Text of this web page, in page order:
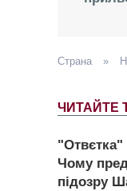
Страна »
ЧИТАЙТЕ
"Отвєтка"
Чому
підозру